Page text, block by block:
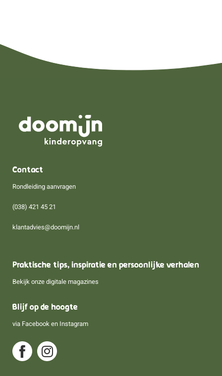
Contact
Rondleiding aanvragen
(038) 421 45 21
klantadvies@doomijn.nl
Praktische tips, inspiratie en persoonlijke verhalen
Bekijk onze digitale magazines
Blijf op de hoogte
via Facebook en Instagram